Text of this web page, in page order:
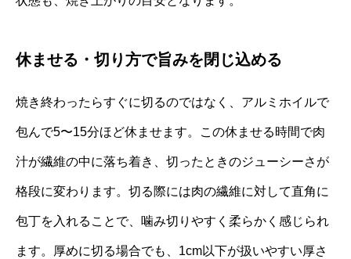
休ませる・切り方で旨みを閉じ込める
焼き終わったらすぐに切るのではなく、アルミホイルで
包んで5〜15分ほど休ませます。この休ませる時間で肉
汁が繊維の中に落ち着き、切ったときのジューシーさが
格段に変わります。切る際には肉の繊維に対して直角に
包丁を入れることで、噛み切りやすく柔らかく感じられ
ます。厚めに切る場合でも、1cm以下が扱いやすい厚さ